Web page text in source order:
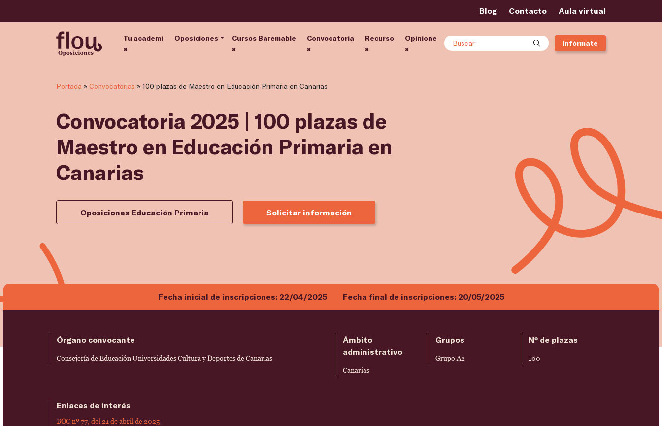
Blog Contacto Aula virtual
Tu academi
a
Oposiciones
Cursos Baremable
s
Convocatoria
s
Recurso
s
Opinione
s
Buscar Infórmate
Portada » Convocatorias » 100 plazas de Maestro en Educación Primaria en Canarias
Convocatoria 2025 | 100 plazas de
Maestro en Educación Primaria en
Canarias
Oposiciones Educación Primaria Solicitar información
Fecha inicial de inscripciones: 22/04/2025 Fecha final de inscripciones: 20/05/2025
Órgano convocante
Consejería de Educación Universidades Cultura y Deportes de Canarias
Ámbito
administrativo
Canarias
Grupos
Grupo A2
Nº de plazas
100
Enlaces de interés
BOC nº 77, del 21 de abril de 2025